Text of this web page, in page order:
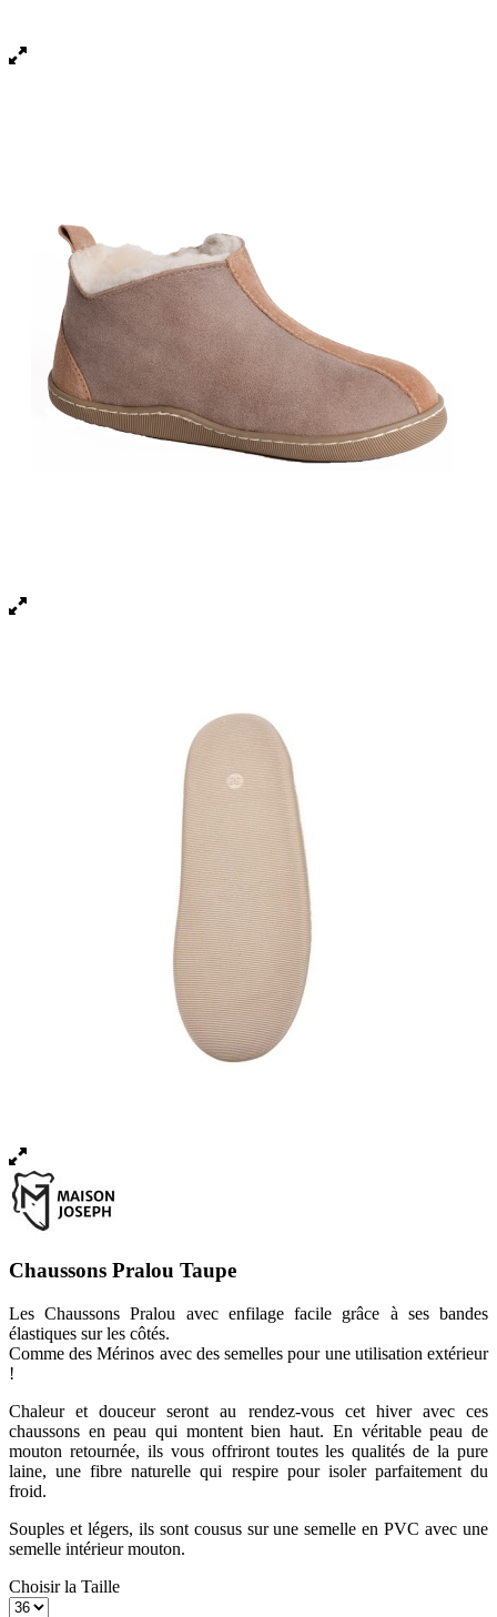
Chaussons Pralou Taupe
Les Chaussons Pralou avec enfilage facile grâce à ses bandes
élastiques sur les côtés.
Comme des Mérinos avec des semelles pour une utilisation extérieur
!
Chaleur et douceur seront au rendez-vous cet hiver avec ces
chaussons en peau qui montent bien haut. En véritable peau de
mouton retournée, ils vous offriront toutes les qualités de la pure
laine, une fibre naturelle qui respire pour isoler parfaitement du
froid.
Souples et légers, ils sont cousus sur une semelle en PVC avec une
semelle intérieur mouton.
Choisir la Taille